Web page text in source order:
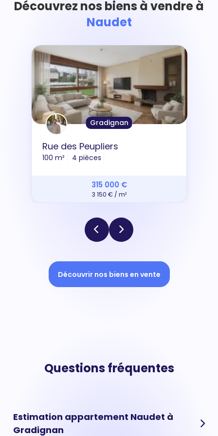
Découvrez nos biens à vendre à
Naudet
Gradignan
Rue des Peupliers
100 m² 4 pièces
315 000 €
3 150 € / m²
Découvrir nos biens en vente
Questions fréquentes
Estimation appartement Naudet à
Gradignan